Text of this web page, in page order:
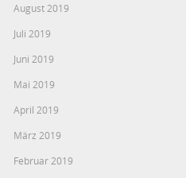
August 2019
Juli 2019
Juni 2019
Mai 2019
April 2019
März 2019
Februar 2019